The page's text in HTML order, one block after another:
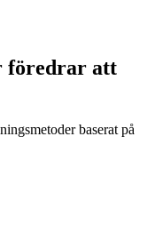
föredrar att
baserat på